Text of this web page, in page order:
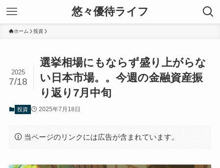
悠々優待ライフ
ホーム 投資
選挙相場にもならず盛り上がらな
い日本市場。。今週の金融資産振
り返り7月中旬
2025
7/18
投資 2025年7月18日
当ページのリンクには広告が含まれています。